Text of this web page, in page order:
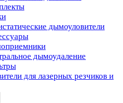
дымоуловители
дымоудаление
для лазерных резчиков и